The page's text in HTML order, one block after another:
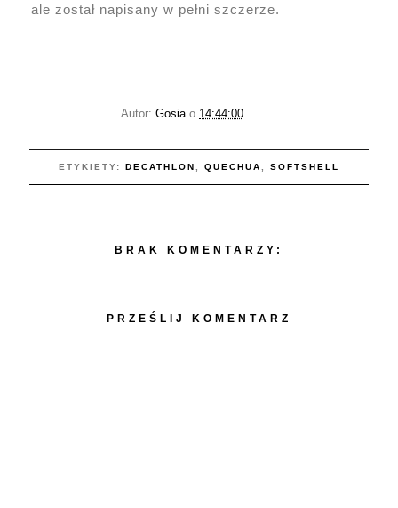
ale został napisany w pełni szczerze.
Autor:Gosia o 14:44:00
ETYKIETY: DECATHLON QUECHUA SOFTSHELL
BRAK KOMENTARZY:
PRZEŚLIJ KOMENTARZ